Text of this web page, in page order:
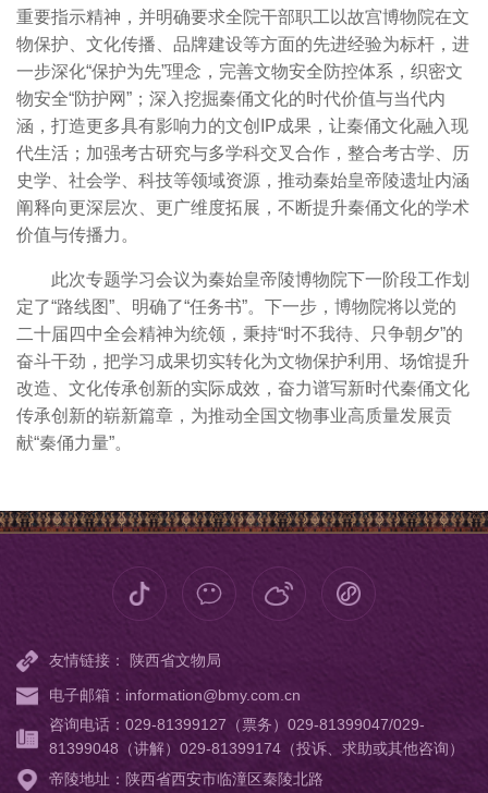
重要指示精神，并明确要求全院干部职工以故宫博物院在文
物保护、文化传播、品牌建设等方面的先进经验为标杆，进
一步深化“保护为先”理念，完善文物安全防控体系，织密文
物安全“防护网”；深入挖掘秦俑文化的时代价值与当代内
涵，打造更多具有影响力的文创IP成果，让秦俑文化融入现
代生活；加强考古研究与多学科交叉合作，整合考古学、历
史学、社会学、科技等领域资源，推动秦始皇帝陵遗址内涵
阐释向更深层次、更广维度拓展，不断提升秦俑文化的学术
价值与传播力。
此次专题学习会议为秦始皇帝陵博物院下一阶段工作划
定了“路线图”、明确了“任务书”。下一步，博物院将以党的
二十届四中全会精神为统领，秉持“时不我待、只争朝夕”的
奋斗干劲，把学习成果切实转化为文物保护利用、场馆提升
改造、文化传承创新的实际成效，奋力谱写新时代秦俑文化
传承创新的崭新篇章，为推动全国文物事业高质量发展贡
献“秦俑力量”。
友情链接： 陕西省文物局
电子邮箱：information@bmy.com.cn
咨询电话：029-81399127（票务）029-81399047/029-
81399048（讲解）029-81399174（投诉、求助或其他咨询）
帝陵地址：陕西省西安市临潼区秦陵北路